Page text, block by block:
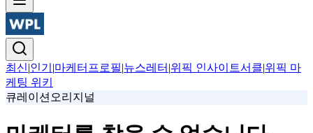
최신|인기 |마케터프로필|뉴스레터 |위픽 인사이트서클|위픽 마
케팅 위키
큐레이션 오리지널